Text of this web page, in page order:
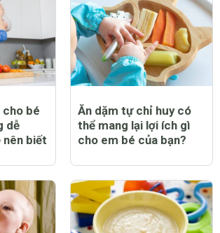
cho bé
dễ
nên biết
Ăn dặm tự chỉ huy có
thể mang lại lợi ích gì
cho em bé của bạn?